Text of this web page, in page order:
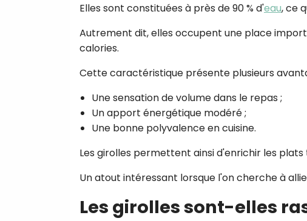
Elles sont constituées à près de 90 % d'eau, ce
Autrement dit, elles occupent une place
calories.
Cette caractéristique présente plusieurs
Une sensation de volume dans le repas ;
Un apport énergétique modéré ;
Une bonne polyvalence en cuisine.
Les girolles permettent ainsi d'enrichir les
Un atout intéressant lorsque l'on cherche à
Les girolles sont-elles